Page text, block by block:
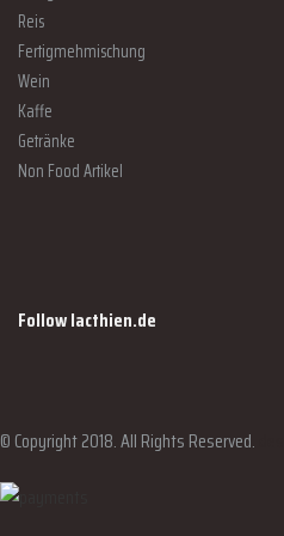
Reis
Fertigmehmischung
Wein
Kaffe
Getränke
Non Food Artikel
Follow lacthien.de
© Copyright 2018. All Rights Reserved.